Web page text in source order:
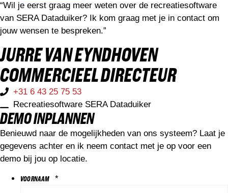
“Wil je eerst graag meer weten over de recreatiesoftware
van SERA Dataduiker? Ik kom graag met je in contact om
jouw wensen te bespreken.”
JURRE VAN EYNDHOVEN
COMMERCIEEL DIRECTEUR​
+31 6 43 25 75 53
Recreatiesoftware SERA Dataduiker
DEMO INPLANNEN
Benieuwd naar de mogelijkheden van ons systeem? Laat je
gegevens achter en ik neem contact met je op voor een
demo bij jou op locatie.
VOORNAAM *